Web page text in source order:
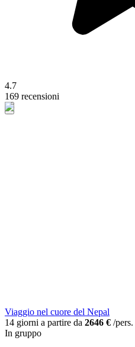
4.7
169 recensioni
Viaggio nel cuore del Nepal
14 giorni a partire da 2646 € /pers.
In gruppo